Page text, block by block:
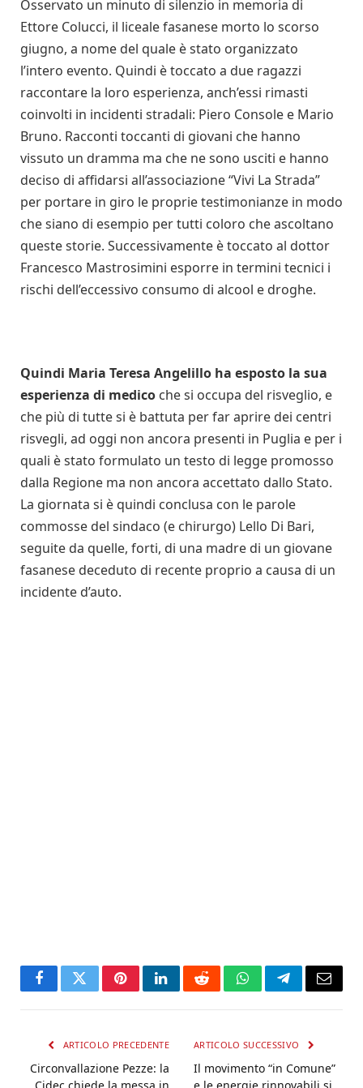
Osservato un minuto di silenzio in memoria di
Ettore Colucci, il liceale fasanese morto lo scorso
giugno, a nome del quale è stato organizzato
l’intero evento. Quindi è toccato a due ragazzi
raccontare la loro esperienza, anch’essi rimasti
coinvolti in incidenti stradali: Piero Console e Mario
Bruno. Racconti toccanti di giovani che hanno
vissuto un dramma ma che ne sono usciti e hanno
deciso di affidarsi all’associazione “Vivi La Strada”
per portare in giro le proprie testimonianze in modo
che siano di esempio per tutti coloro che ascoltano
queste storie. Successivamente è toccato al dottor
Francesco Mastrosimini esporre in termini tecnici i
rischi dell’eccessivo consumo di alcool e droghe.
Quindi Maria Teresa Angelillo ha esposto la sua
esperienza di medico che si occupa del risveglio, e
che più di tutte si è battuta per far aprire dei centri
risvegli, ad oggi non ancora presenti in Puglia e per i
quali è stato formulato un testo di legge promosso
dalla Regione ma non ancora accettato dallo Stato.
La giornata si è quindi conclusa con le parole
commosse del sindaco (e chirurgo) Lello Di Bari,
seguite da quelle, forti, di una madre di un giovane
fasanese deceduto di recente proprio a causa di un
incidente d’auto.
FacebookTwitterPinterestLinkedInRedditWhatsAppTelegramEmail
ARTICOLO PRECEDENTE
Circonvallazione Pezze: la
Cidec chiede la messa in
ARTICOLO SUCCESSIVO
Il movimento “in Comune”
e le energie rinnovabili si